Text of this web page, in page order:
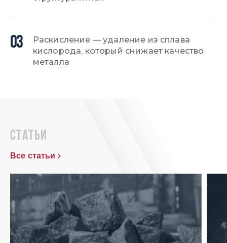
03
Раскисление — удаление из сплава
кислорода, который снижает качество
металла
статьи
Все статьи